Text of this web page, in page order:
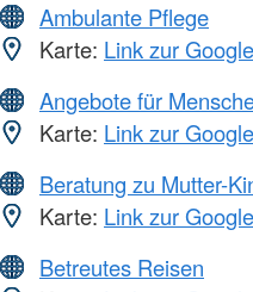
Ambulante Pflege
Karte: Link zur
Angebote für
Karte: Link zur
Beratung zu Mutter-
Karte: Link zur
Betreutes Reisen